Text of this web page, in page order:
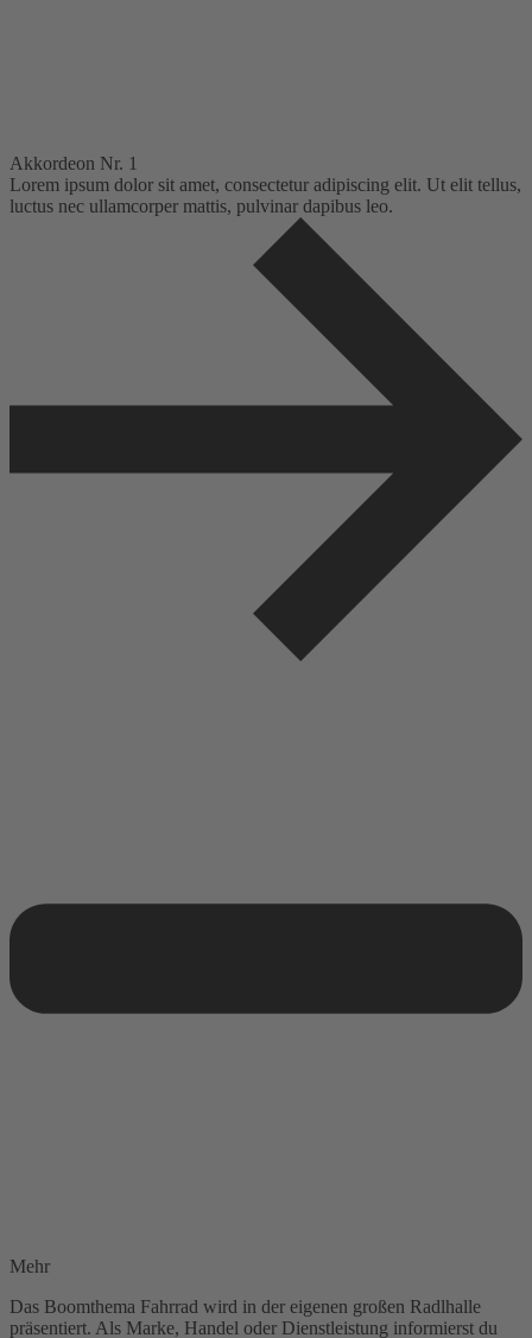
Akkordeon Nr. 1
Lorem ipsum dolor sit amet, consectetur adipiscing elit. Ut elit tellus,
luctus nec ullamcorper mattis, pulvinar dapibus leo.
Mehr
Das Boomthema Fahrrad wird in der eigenen großen Radlhalle
präsentiert. Als Marke, Handel oder Dienstleistung informierst du